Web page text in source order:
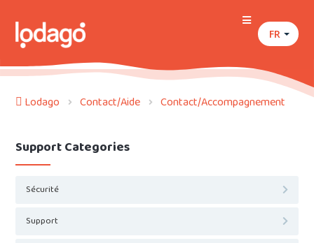
FR
Lodago Contact/Aide Contact/Accompagnement
Support Categories
Sécurité
Support